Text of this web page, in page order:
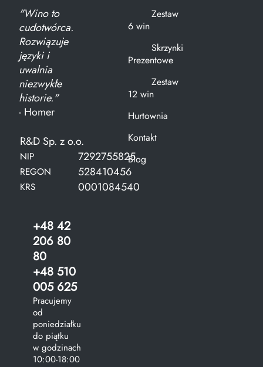
"Wino to
cudotwórca.
Rozwiązuje
języki i
uwalnia
niezwykłe
historie."
- Homer
R&D Sp. z o.o.
NIP 7292755825
REGON 528410456
KRS 0001084540
+48 42
206 80
80
+48 510
005 625
Pracujemy
od
poniedziałku
do piątku
w godzinach
10:00-18:00
Zestaw
6 win
Skrzynki
Prezentowe
Zestaw
12 win
Hurtownia
Kontakt
Blog